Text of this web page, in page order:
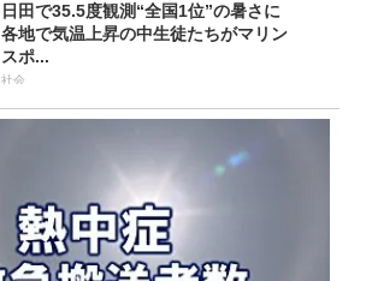
日田で35.5度観測“全国1位”の暑さに
各地で気温上昇の中生徒たちがマリン
スポ...
社会